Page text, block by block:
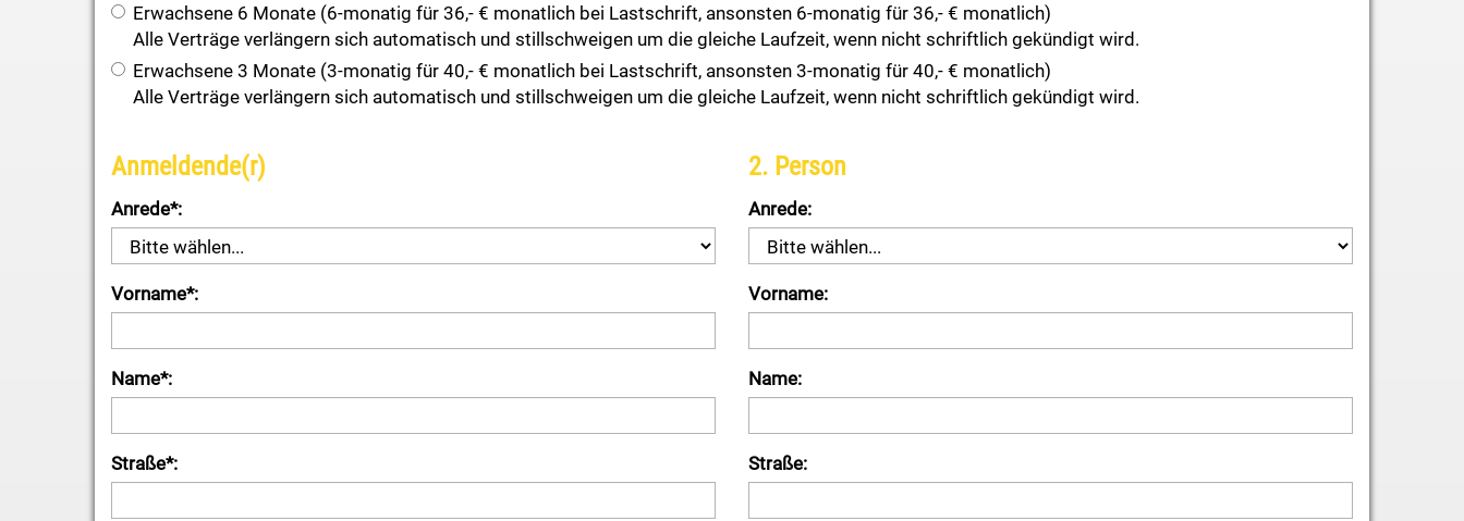
Erwachsene 6 Monate (6-monatig für 36,- € monatlich bei Lastschrift, ansonsten 6-monatig für 36,- € monatlich)
Alle Verträge verlängern sich automatisch und stillschweigen um die gleiche Laufzeit, wenn nicht schriftlich gekündigt wird.
Erwachsene 3 Monate (3-monatig für 40,- € monatlich bei Lastschrift, ansonsten 3-monatig für 40,- € monatlich)
Alle Verträge verlängern sich automatisch und stillschweigen um die gleiche Laufzeit, wenn nicht schriftlich gekündigt wird.
Anmeldende(r)
Anrede*:
Vorname*:
Name*:
Straße*:
2. Person
Anrede:
Vorname:
Name:
Straße: